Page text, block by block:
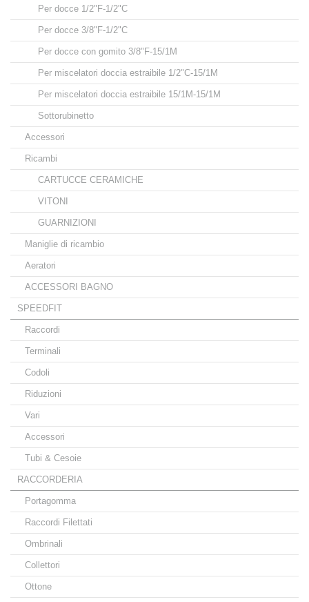
Per docce 1/2"F-1/2"C
Per docce 3/8"F-1/2"C
Per docce con gomito 3/8"F-15/1M
Per miscelatori doccia estraibile 1/2"C-15/1M
Per miscelatori doccia estraibile 15/1M-15/1M
Sottorubinetto
Accessori
Ricambi
CARTUCCE CERAMICHE
VITONI
GUARNIZIONI
Maniglie di ricambio
Aeratori
ACCESSORI BAGNO
SPEEDFIT
Raccordi
Terminali
Codoli
Riduzioni
Vari
Accessori
Tubi & Cesoie
RACCORDERIA
Portagomma
Raccordi Filettati
Ombrinali
Collettori
Ottone